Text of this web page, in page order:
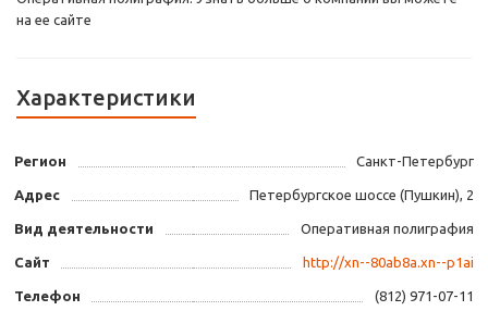
на ее сайте
Характеристики
Регион Санкт-Петербург
Адрес Петербургское шоссе (Пушкин), 2
Вид деятельности Оперативная полиграфия
Сайт http://xn--80ab8a.xn--p1ai
Телефон (812) 971-07-11